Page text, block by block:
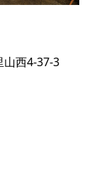
山西4-37-3